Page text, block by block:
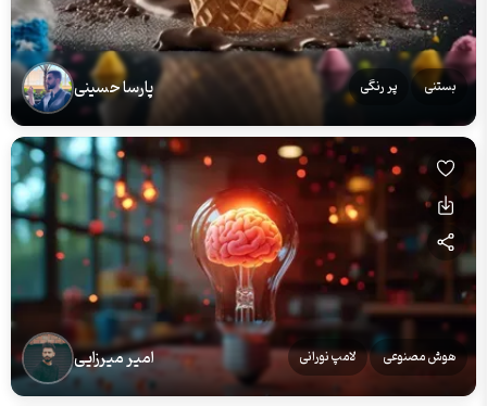
بستنی پر رنگی پارسا حسینی
هوش مصنوعی لامپ نورانی امیر میرزایی